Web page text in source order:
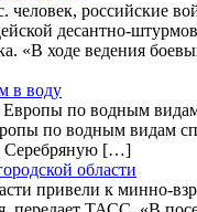
российские
десантно-
«В ходе ведения
в воду
по водным
по водным
Серебряную […]
области
привели к